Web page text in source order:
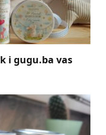
i gugu.ba vas